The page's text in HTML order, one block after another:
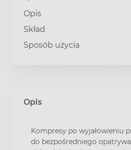
Opis
Skład
Sposób użycia
Opis
Kompresy po wyjałowieniu
do bezpośredniego